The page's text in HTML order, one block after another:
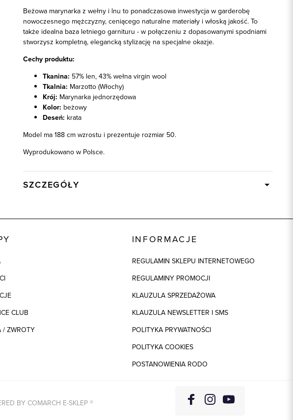
Beżowa marynarka z wełny i lnu to ponadczasowa inwestycja w garderobę
nowoczesnego mężczyzny, ceniącego naturalne materiały i włoską jakość. To
także idealna baza letniego garnituru - w połączeniu z dopasowanymi spodniami
stworzysz kompletną, elegancką stylizację na specjalne okazje.
Cechy produktu:
Tkanina: 57% len, 43% wełna virgin wool
Tkalnia: Marzotto (Włochy)
Krój: Marynarka jednorzędowa
Kolor: beżowy
Deseń: krata
Model ma 188 cm wzrostu i prezentuje rozmiar 50.
Wyprodukowano w Polsce.
SZCZEGÓŁY
Kod produktu:
46526
57% Len, 43% Wełna - Virgin Wool
Elastan
beżowy
CLUB
/ ZWROTY
INFORMACJE
REGULAMIN SKLEPU INTERNETOWEGO
REGULAMINY PROMOCJI
KLAUZULA SPRZEDAŻOWA
KLAUZULA NEWSLETTER I SMS
POLITYKA PRYWATNOŚCI
POLITYKA COOKIES
POSTANOWIENIA RODO
BY COMARCH E-SKLEP®